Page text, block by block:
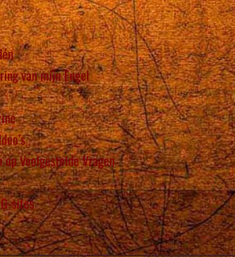
van mijn Engel
op Veelgestelde Vragen
sites